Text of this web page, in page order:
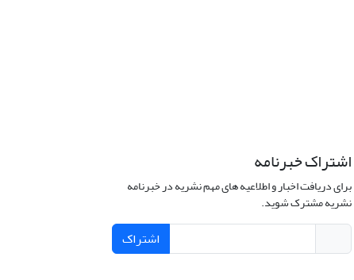
اشتراک خبرنامه
برای دریافت اخبار و اطلاعیه های مهم نشریه در خبرنامه
نشریه مشترک شوید.
اشتراک